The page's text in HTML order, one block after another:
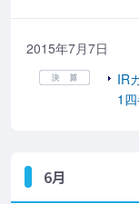
2015年7月7日
IR
1
6月